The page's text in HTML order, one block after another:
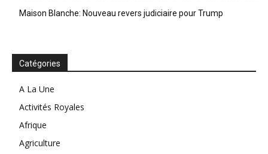
Maison Blanche: Nouveau revers judiciaire pour Trump
Catégories
A La Une
Activités Royales
Afrique
Agriculture